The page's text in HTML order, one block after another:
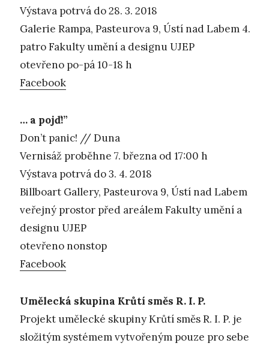
Výstava potrvá do 28. 3. 2018
Galerie Rampa, Pasteurova 9, Ústí nad Labem 4.
patro Fakulty umění a designu UJEP
otevřeno po-pá 10-18 h
Facebook
… a pojď!”
Don’t panic! // Duna
Vernisáž proběhne 7. března od 17:00 h
Výstava potrvá do 3. 4. 2018
Billboart Gallery, Pasteurova 9, Ústí nad Labem
veřejný prostor před areálem Fakulty umění a
designu UJEP
otevřeno nonstop
Facebook
Umělecká skupina Krůtí směs R. I. P.
Projekt umělecké skupiny Krůtí směs R. I. P. je
složitým systémem vytvořeným pouze pro sebe